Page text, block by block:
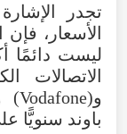
تجدر
الأسعار، فإن
ليست دائمًا
باوند سنويًّا